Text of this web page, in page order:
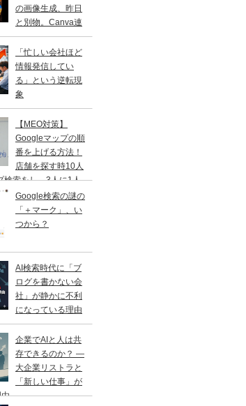
の画像生成、昨日
と別物。Canva連
「忙しい会社ほど
情報発信してい
る」という逆転現
象
【MEO対策】
Googleマップの順
番を上げる方法！
店舗を探す時10人
検索をし、3人に1人
を知ってますか？
Google検索の謎の
「＋マーク」、い
つから？
AI検索時代に「ブ
ログを書かない会
社」が静かに不利
になっている理由
企業でAIと人は共
存できるのか？ ―
大企業リストラと
「新しい仕事」が
由 ―